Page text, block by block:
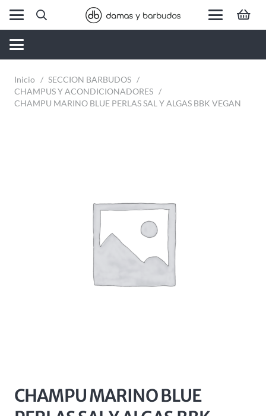
Inicio / SECCION BARBUDOS /
CHAMPUS Y ACONDICIONADORES /
CHAMPU MARINO BLUE PERLAS SAL Y ALGAS BBK VEGAN
CHAMPU MARINO BLUE